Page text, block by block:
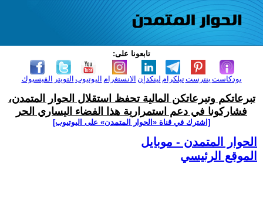
تابعونا على:
الفيسبوك التويتر اليوتيوب الانستغرام لينكدإن تيلكرامبنترست بودكاست
تبرعاتكم وتبرعاتكن المالية تحفظ استقلال الحوار المتمدن،
فشاركونا في دعم استمرارية هذا الفضاء اليساري الحر
[اشترك في قناة ‫«الحوار المتمدن» على اليوتيوب]
الحوار المتمدن - موبايل
الموقع الرئيسي